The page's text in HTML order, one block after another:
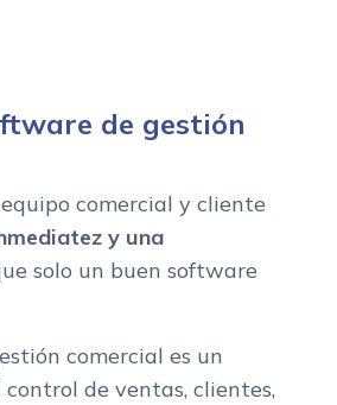
de gestión
comercial y cliente
y una
solo un buen software
comercial es un
de ventas, clientes,